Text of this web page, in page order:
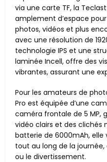
via une carte TF, la
amplement d’espace
photos, vidéos et plus
avec une résolution de
technologie IPS et une
laminée Incell, offre des
vibrantes, assurant une
Pour les amateurs de
Pro est équipée d’une
caméra frontale de 5 MP,
vidéo clairs et des clichés
batterie de 6000mAh, elle
tout au long de la
ou le divertissement.